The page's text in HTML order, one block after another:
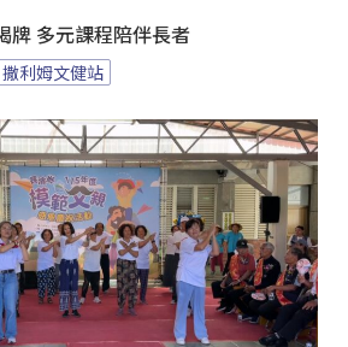
牌 多元課程陪伴長者
撒利姆文健站